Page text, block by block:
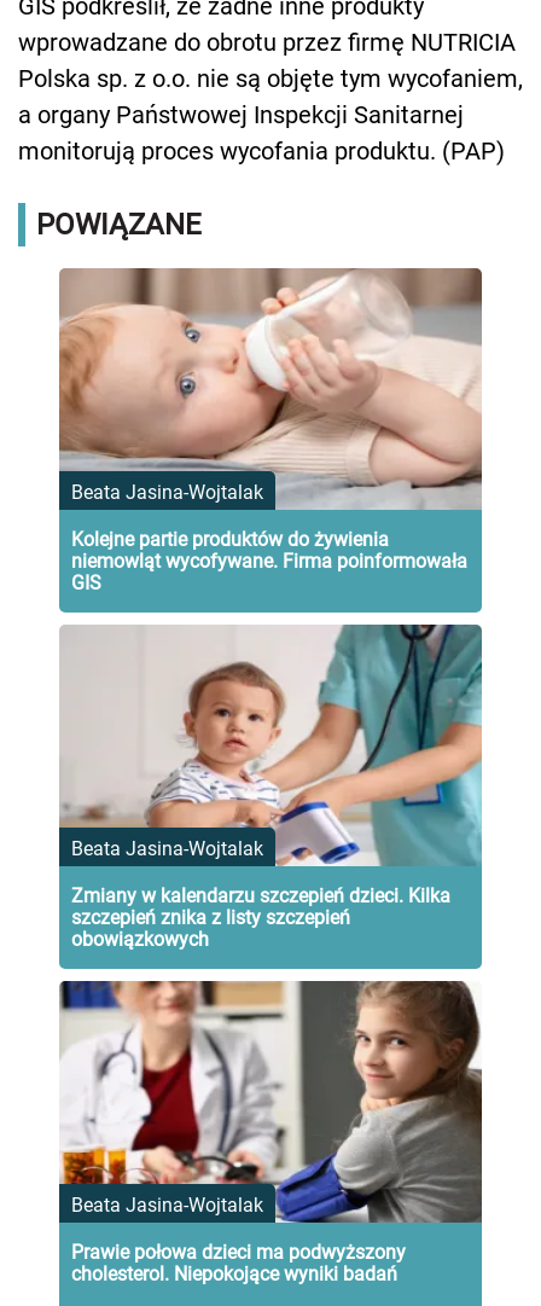
GIS podkreślił, że żadne inne produkty
wprowadzane do obrotu przez firmę NUTRICIA
Polska sp. z o.o. nie są objęte tym wycofaniem,
a organy Państwowej Inspekcji Sanitarnej
monitorują proces wycofania produktu. (PAP)
POWIĄZANE
Beata Jasina-Wojtalak
Kolejne partie produktów do żywienia
niemowląt wycofywane. Firma poinformowała
GIS
Beata Jasina-Wojtalak
Zmiany w kalendarzu szczepień dzieci. Kilka
szczepień znika z listy szczepień
obowiązkowych
Beata Jasina-Wojtalak
Prawie połowa dzieci ma podwyższony
cholesterol. Niepokojące wyniki badań